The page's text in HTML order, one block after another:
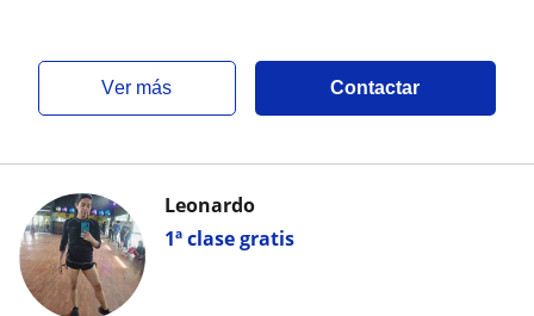
ver más Contactar
1ª clase gratis
Leonardo